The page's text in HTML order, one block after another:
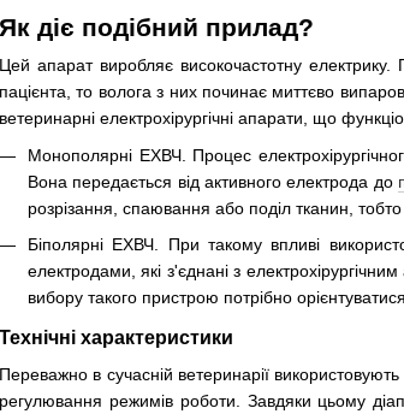
Як діє подібний прилад?
Цей апарат виробляє високочастотну
пацієнта, то волога з них починає миттєво
ветеринарні електрохірургічні апарати, що
Монополярні ЕХВЧ. Процес
Вона передається від активного електрода до
розрізання, спаювання або поділ тканин, тобто
Біполярні ЕХВЧ. При такому впливі
електродами, які з'єднані з
вибору такого пристрою потрібно
Технічні характеристики
Переважно в сучасній ветеринарії
регулювання режимів роботи. Завдяки цьому